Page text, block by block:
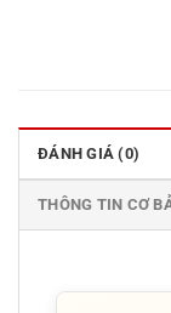
ĐÁNH GIÁ (0)
THÔNG TIN CƠ